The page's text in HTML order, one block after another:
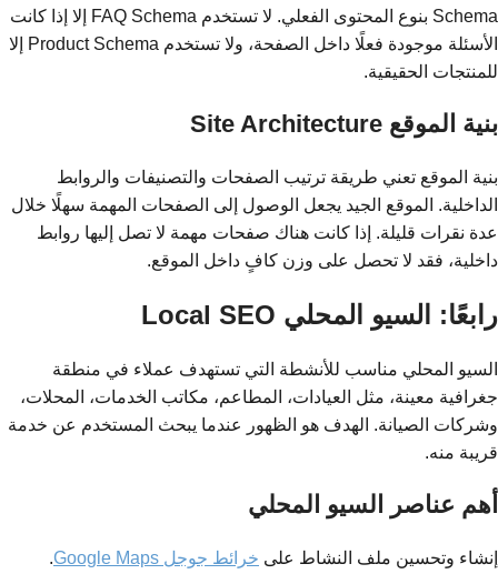
Schema بنوع المحتوى الفعلي. لا تستخدم FAQ Schema إلا إذا كانت
الأسئلة موجودة فعلًا داخل الصفحة، ولا تستخدم Product Schema إلا
للمنتجات الحقيقية.
بنية الموقع Site Architecture
بنية الموقع تعني طريقة ترتيب الصفحات والتصنيفات والروابط
الداخلية. الموقع الجيد يجعل الوصول إلى الصفحات المهمة سهلًا خلال
عدة نقرات قليلة. إذا كانت هناك صفحات مهمة لا تصل إليها روابط
داخلية، فقد لا تحصل على وزن كافٍ داخل الموقع.
رابعًا: السيو المحلي Local SEO
السيو المحلي مناسب للأنشطة التي تستهدف عملاء في منطقة
جغرافية معينة، مثل العيادات، المطاعم، مكاتب الخدمات، المحلات،
وشركات الصيانة. الهدف هو الظهور عندما يبحث المستخدم عن خدمة
قريبة منه.
أهم عناصر السيو المحلي
إنشاء وتحسين ملف النشاط على خرائط جوجل Google Maps
.